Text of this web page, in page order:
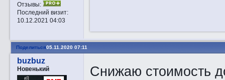
Отзывы:
Последний визит:
10.12.2021 04:03
Поделиться05.11.2020 07:11
buzbuz
Новенький
Снижаю стоимость